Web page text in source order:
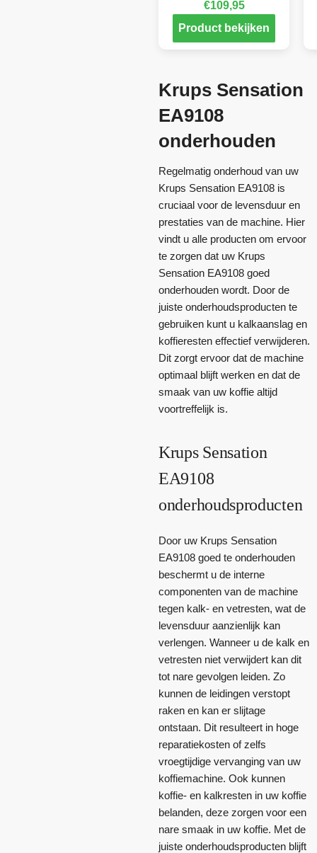
€109,95
Product bekijken
Krups Sensation
EA9108
onderhouden
Regelmatig onderhoud van uw
Krups Sensation EA9108 is
cruciaal voor de levensduur en
prestaties van de machine. Hier
vindt u alle producten om ervoor
te zorgen dat uw Krups
Sensation EA9108 goed
onderhouden wordt. Door de
juiste onderhoudsproducten te
gebruiken kunt u kalkaanslag en
koffieresten effectief verwijderen.
Dit zorgt ervoor dat de machine
optimaal blijft werken en dat de
smaak van uw koffie altijd
voortreffelijk is.
Krups Sensation
EA9108
onderhoudsproducten
Door uw Krups Sensation
EA9108 goed te onderhouden
beschermt u de interne
componenten van de machine
tegen kalk- en vetresten, wat de
levensduur aanzienlijk kan
verlengen. Wanneer u de kalk en
vetresten niet verwijdert kan dit
tot nare gevolgen leiden. Zo
kunnen de leidingen verstopt
raken en kan er slijtage
ontstaan. Dit resulteert in hoge
reparatiekosten of zelfs
vroegtijdige vervanging van uw
koffiemachine. Ook kunnen
koffie- en kalkresten in uw koffie
belanden, deze zorgen voor een
nare smaak in uw koffie. Met de
juiste onderhoudsproducten blijft